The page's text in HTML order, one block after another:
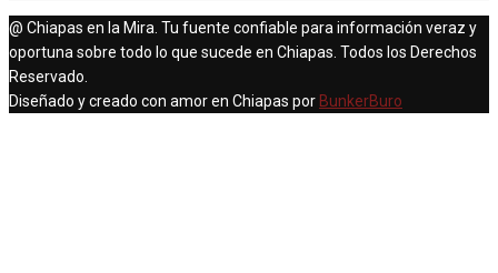
@ Chiapas en la Mira. Tu fuente confiable para información veraz y
oportuna sobre todo lo que sucede en Chiapas. Todos los Derechos
Reservado.
Diseñado y creado con amor en Chiapas por BunkerBuro